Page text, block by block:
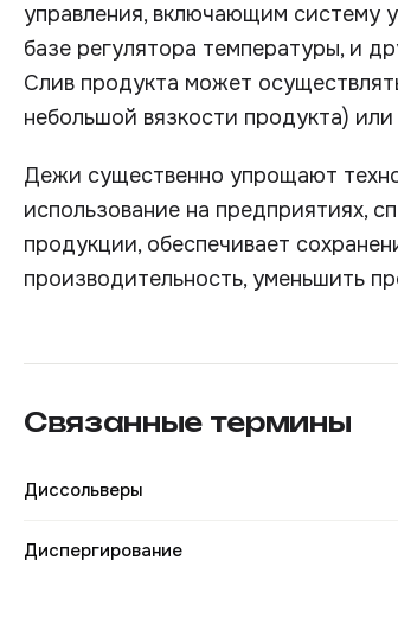
управления, включающим систему
базе регулятора температуры, и
Слив продукта может
небольшой вязкости продукта)
Дежи существенно упрощают
использование на предприятиях,
продукции, обеспечивает
производительность, уменьшить
Связанные термины
Диссольверы
Диспергирование